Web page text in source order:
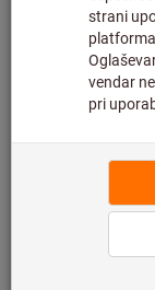
Individualne
Merilno območje
6-10
%
Želite sočasno
Lasersko